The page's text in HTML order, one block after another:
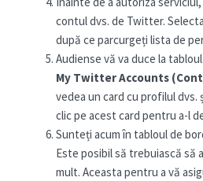
contul dvs. de Twitter.
după ce parcurgeți lista de
Audiense vă va duce la
My Twitter Accounts
vedea un card cu profilul dvs.
clic pe acest card pentru a-l
Sunteți acum în tabloul de
Este posibil să trebuiască să
mult. Aceasta pentru a vă